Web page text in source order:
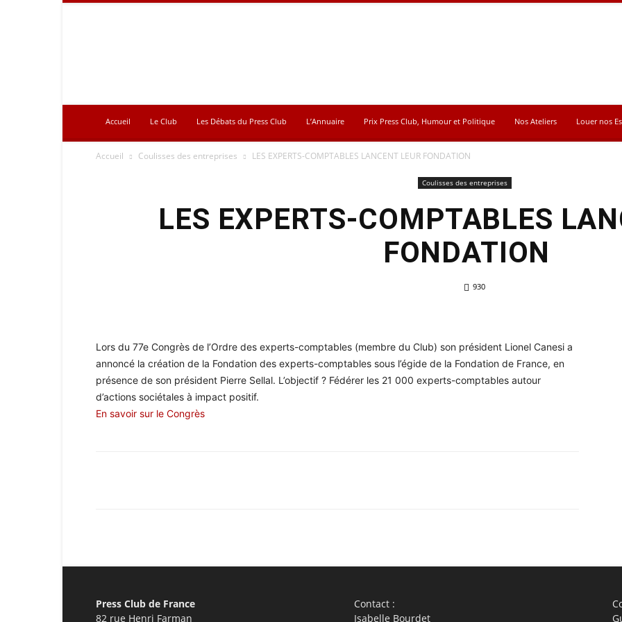
Accueil Le Club Les Débats du Press Club L’Annuaire Prix Press Club, Humour et Politique Nos Ateliers Louer nos
Accueil Coulisses des entreprises LES EXPERTS-COMPTABLES LANCENT LEUR FONDATION
Coulisses des entreprises
LES EXPERTS-COMPTABLES
FONDATION
930
Lors du 77e Congrès de l’Ordre des experts-comptables (membre du Club) son président Lionel Canesi a
annoncé la création de la Fondation des experts-comptables sous l’égide de la Fondation de France, en
présence de son président Pierre Sellal. L’objectif ? Fédérer les 21 000 experts-comptables autour
d’actions sociétales à impact positif.
En savoir sur le Congrès
Press Club de France
82 rue Henri Farman
Contact :
Isabelle Bourdet